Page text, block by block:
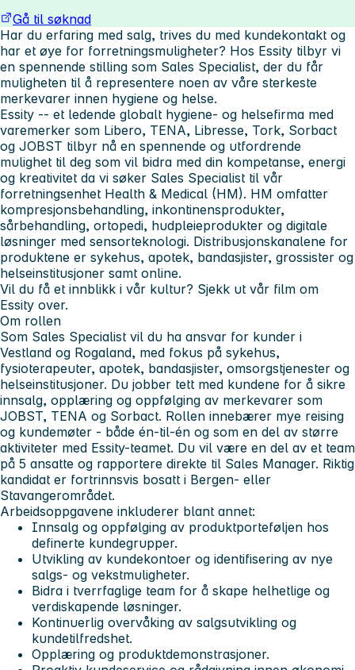
Gå til søknad
Har du erfaring med salg, trives du med kundekontakt og
har et øye for forretningsmuligheter? Hos Essity tilbyr vi
en spennende stilling som Sales Specialist, der du får
muligheten til å representere noen av våre sterkeste
merkevarer innen hygiene og helse.
Essity -- et ledende globalt hygiene- og helsefirma med
varemerker som Libero, TENA, Libresse, Tork, Sorbact
og JOBST tilbyr nå en spennende og utfordrende
mulighet til deg som vil bidra med din kompetanse, energi
og kreativitet da vi søker Sales Specialist til vår
forretningsenhet Health & Medical (HM). HM omfatter
kompresjonsbehandling, inkontinensprodukter,
sårbehandling, ortopedi, hudpleieprodukter og digitale
løsninger med sensorteknologi. Distribusjonskanalene for
produktene er sykehus, apotek, bandasjister, grossister og
helseinstitusjoner samt online.
Vil du få et innblikk i vår kultur? Sjekk ut vår film om
Essity over.
Om rollen
Som Sales Specialist vil du ha ansvar for kunder i
Vestland og Rogaland, med fokus på sykehus,
fysioterapeuter, apotek, bandasjister, omsorgstjenester og
helseinstitusjoner. Du jobber tett med kundene for å sikre
innsalg, opplæring og oppfølging av merkevarer som
JOBST, TENA og Sorbact. Rollen innebærer mye reising
og kundemøter - både én-til-én og som en del av større
aktiviteter med Essity-teamet. Du vil være en del av et team
på 5 ansatte og rapportere direkte til Sales Manager. Riktig
kandidat er fortrinnsvis bosatt i Bergen- eller
Stavangerområdet.
Arbeidsoppgavene inkluderer blant annet:
Innsalg og oppfølging av produktporteføljen hos
definerte kundegrupper.
Utvikling av kundekontoer og identifisering av nye
salgs- og vekstmuligheter.
Bidra i tverrfaglige team for å skape helhetlige og
verdiskapende løsninger.
Kontinuerlig overvåking av salgsutvikling og
kundetilfredshet.
Opplæring og produktdemonstrasjoner.